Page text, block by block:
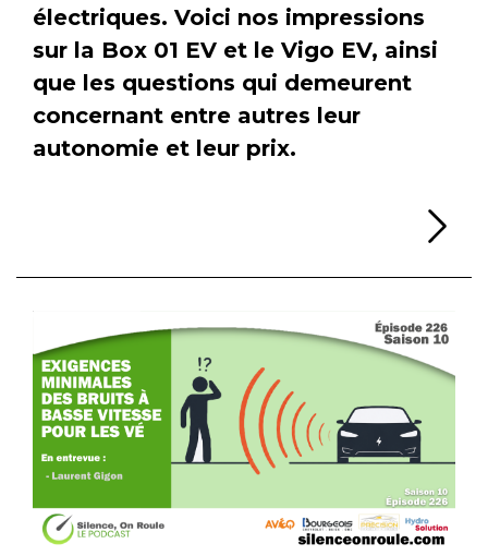
électriques. Voici nos impressions
sur la Box 01 EV et le Vigo EV, ainsi
que les questions qui demeurent
concernant entre autres leur
autonomie et leur prix.